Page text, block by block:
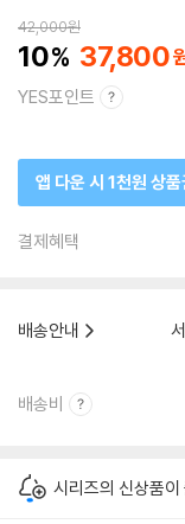
42,000원
10 37,800
YES포인트
앱 다운 시 1천원 상품
결제혜택
배송안내
배송비
시리즈의 신상품